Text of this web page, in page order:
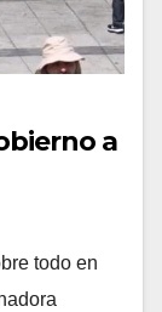
a
todo en